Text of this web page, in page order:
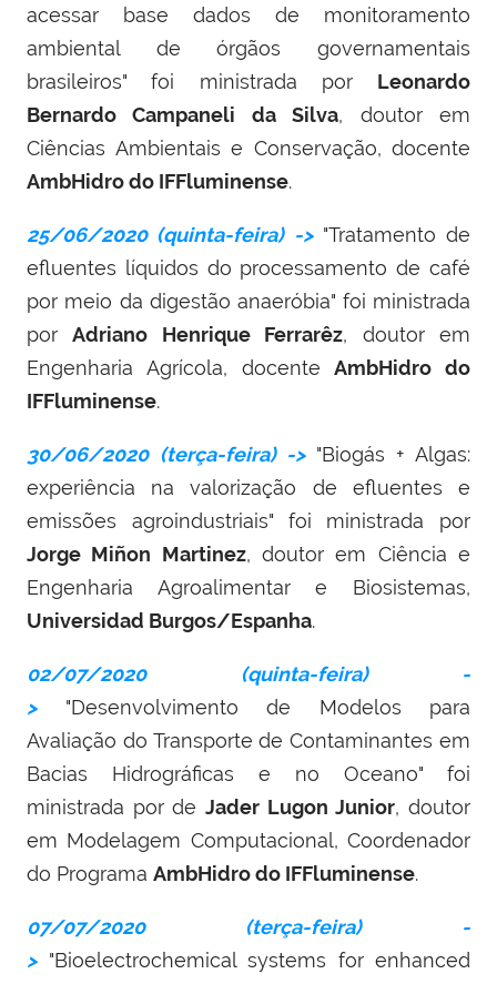
acessar base dados de monitoramento
ambiental de órgãos governamentais
brasileiros" foi ministrada por Leonardo
Bernardo Campaneli da Silva, doutor em
Ciências Ambientais e Conservação, docente
AmbHidro do IFFluminense.
25/06/2020 (quinta-feira) ->"Tratamento de
efluentes líquidos do processamento de café
por meio da digestão anaeróbia" foi ministrada
porAdriano Henrique Ferrarêz, doutor em
Engenharia Agrícola, docenteAmbHidro do
IFFluminense.
30/06/2020 (terça-feira) -> "Biogás + Algas:
experiência na valorização de efluentes e
emissões agroindustriais" foi ministrada por
Jorge Miñon Martinez, doutor em Ciência e
Engenharia Agroalimentar e Biosistemas,
Universidad Burgos/Espanha.
02/07/2020 (quinta-feira) -
>"Desenvolvimento de Modelos para
Avaliação do Transporte de Contaminantes em
Bacias Hidrográficas e no Oceano" foi
ministrada por de Jader Lugon Junior, doutor
em Modelagem Computacional, Coordenador
do Programa AmbHidro do IFFluminense.
07/07/2020 (terça-feira) -
>"Bioelectrochemical systems for enhanced